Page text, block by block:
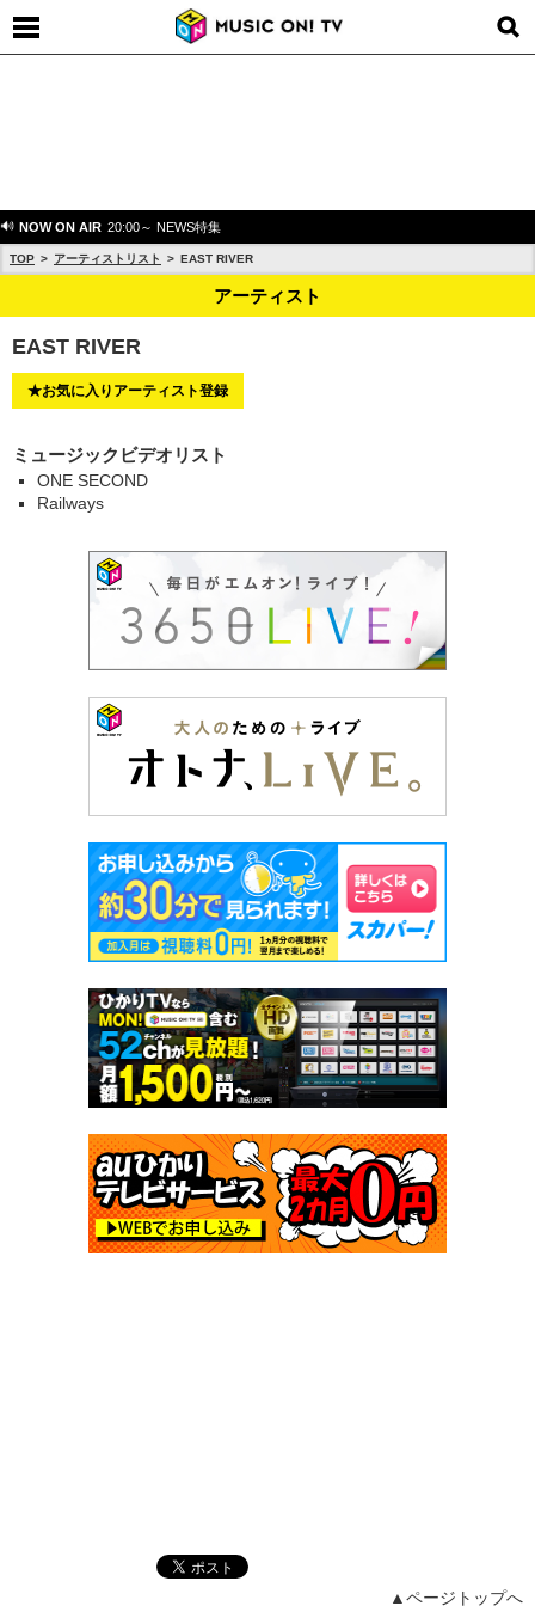
NOW ON AIR 20:00～ NEWS特集
TOP アーティストリスト EAST RIVER
アーティスト
EAST RIVER
★お気に入りアーティスト登録
ミュージックビデオリスト
ONE SECOND
Railways
▲ページトップへ